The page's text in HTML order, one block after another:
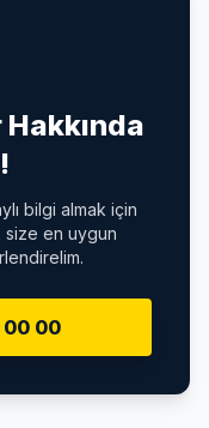
bilgi almak için
size en uygun
00